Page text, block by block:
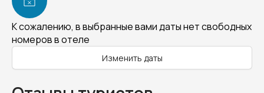
К сожалению, в выбранные вами даты нет свободных
номеров в отеле
Изменить даты